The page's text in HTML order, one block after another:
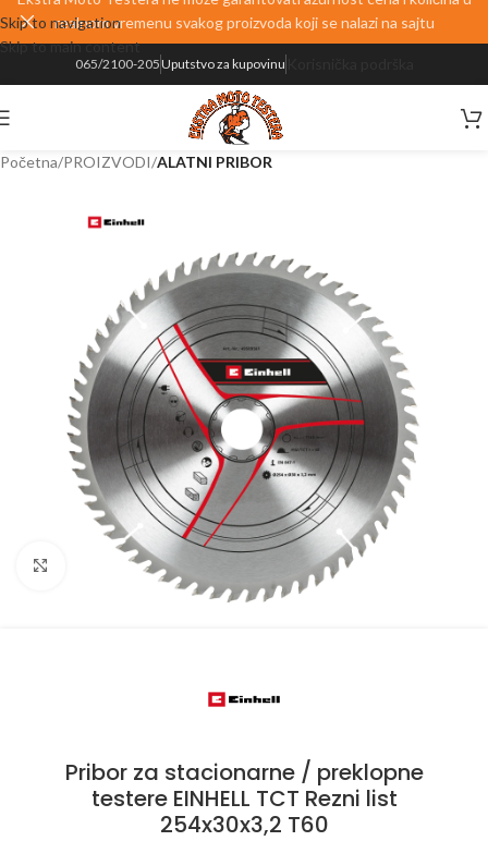
Skip to navigation
Skip to main content
realnom vremenu svakog proizvoda koji se nalazi na sajtu
065/2100-205Uputstvo za kupovinu
Početna PROIZVODI ALATNI PRIBOR
Kliknite za uvećanje
Pribor za stacionarne / preklopne
testere EINHELL TCT Rezni list
254x30x3,2 T60